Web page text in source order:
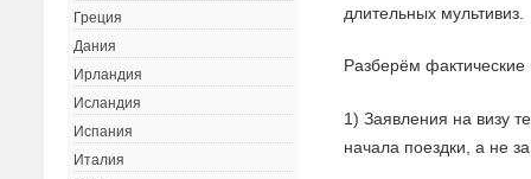
длительных мультивиз.
Разберём
1) Заявления на визу
начала поездки, а не
Греция
Дания
Ирландия
Исландия
Испания
Италия